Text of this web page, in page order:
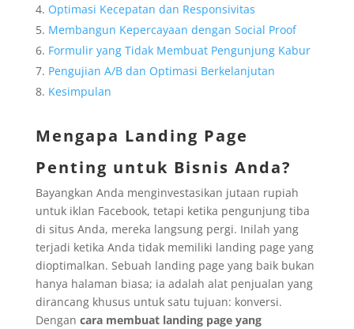
Optimasi Kecepatan dan Responsivitas
Membangun Kepercayaan dengan Social Proof
Formulir yang Tidak Membuat Pengunjung Kabur
Pengujian A/B dan Optimasi Berkelanjutan
Kesimpulan
Mengapa Landing Page
Penting untuk Bisnis Anda?
Bayangkan Anda menginvestasikan jutaan rupiah
untuk iklan Facebook, tetapi ketika pengunjung tiba
di situs Anda, mereka langsung pergi. Inilah yang
terjadi ketika Anda tidak memiliki landing page yang
dioptimalkan. Sebuah landing page yang baik bukan
hanya halaman biasa; ia adalah alat penjualan yang
dirancang khusus untuk satu tujuan: konversi.
Dengan cara membuat landing page yang